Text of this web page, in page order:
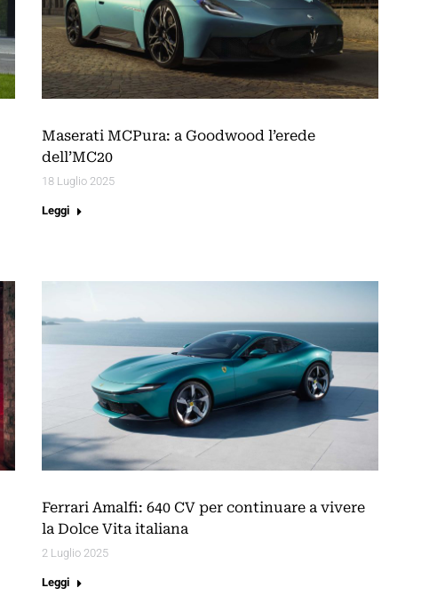
Maserati MCPura: a Goodwood l’erede
dell’MC20
18 Luglio 2025
Leggi
Ferrari Amalfi: 640 CV per continuare a vivere
la Dolce Vita italiana
2 Luglio 2025
Leggi